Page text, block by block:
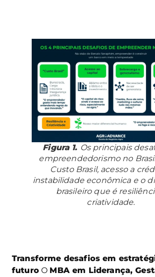
Figura 1. Os principais
empreendedorismo no
Custo Brasil, acesso a
instabilidade econômica e o
brasileiro que é
criatividade.
Transforme desafios em
futuroO MBA em Liderança,